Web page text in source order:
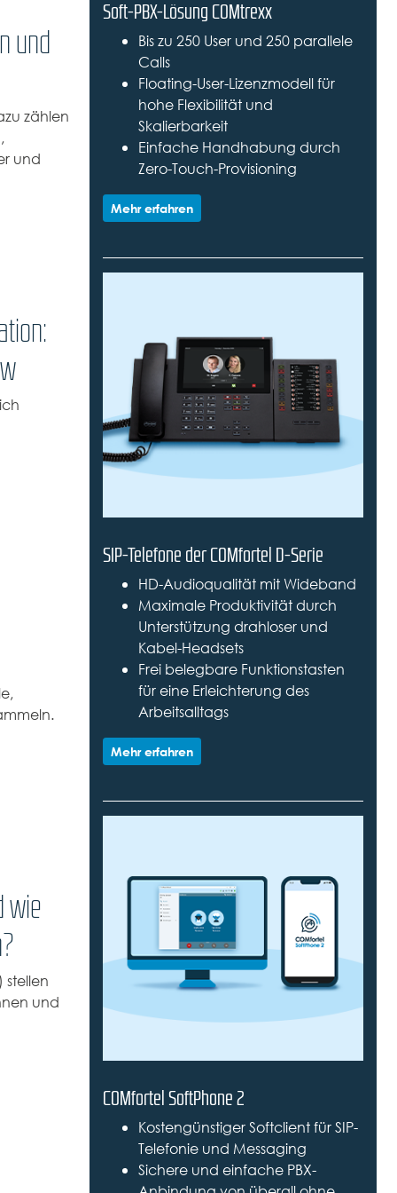
und
zählen
und
wie
stellen
und
Soft-PBX-Lösung COMtrexx
Bis zu 250 User und 250 parallele
Calls
Floating-User-Lizenzmodell für
hohe Flexibilität und
Skalierbarkeit
Einfache Handhabung durch
Zero-Touch-Provisioning
Mehr erfahren
SIP-Telefone der COMfortel D-Serie
HD-Audioqualität mit Wideband
Maximale Produktivität durch
Unterstützung drahloser und
Kabel-Headsets
Frei belegbare Funktionstasten
für eine Erleichterung des
Arbeitsalltags
Mehr erfahren
COMfortel SoftPhone 2
Kostengünstiger Softclient für SIP-
Telefonie und Messaging
Sichere und einfache PBX-